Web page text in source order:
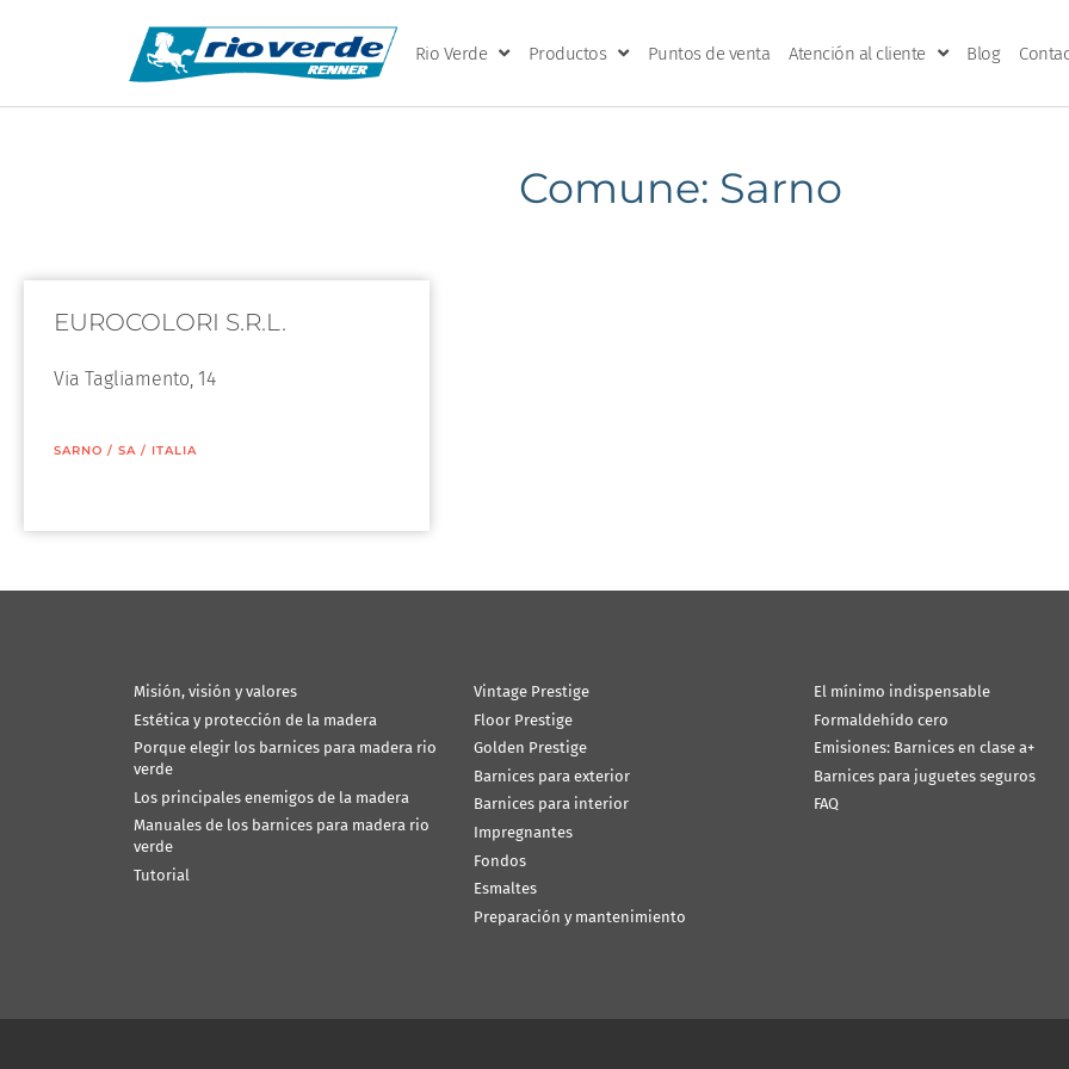
Rio Verde Productos Puntos de venta Atención al cliente Blog
Comune: Sarno
EUROCOLORI S.R.L.
Via Tagliamento, 14
SARNO / SA / ITALIA
Misión, visión y valores
Estética y protección de la madera
Porque elegir los barnices para madera rio
verde
Los principales enemigos de la madera
Manuales de los barnices para madera rio
verde
Tutorial
Vintage Prestige
Floor Prestige
Golden Prestige
Barnices para exterior
Barnices para interior
Impregnantes
Fondos
Esmaltes
Preparación y mantenimiento
El mínimo indispensable
Formaldehído cero
Emisiones: Barnices en clase a+
Barnices para juguetes seguros
FAQ